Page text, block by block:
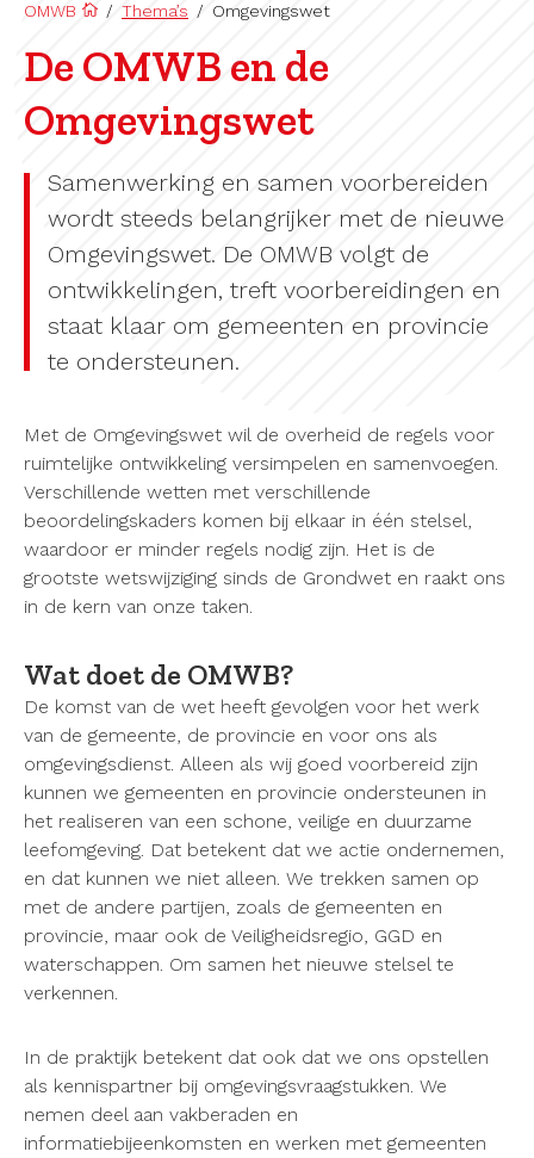
OMWB / Thema’s / Omgevingswet
De OMWB en de
Omgevingswet
Samenwerking en samen voorbereiden
wordt steeds belangrijker met de nieuwe
Omgevingswet. De OMWB volgt de
ontwikkelingen, treft voorbereidingen en
staat klaar om gemeenten en provincie
te ondersteunen.
Met de Omgevingswet wil de overheid de regels voor
ruimtelijke ontwikkeling versimpelen en samenvoegen.
Verschillende wetten met verschillende
beoordelingskaders komen bij elkaar in één stelsel,
waardoor er minder regels nodig zijn. Het is de
grootste wetswijziging sinds de Grondwet en raakt ons
in de kern van onze taken.
Wat doet de OMWB?
De komst van de wet heeft gevolgen voor het werk
van de gemeente, de provincie en voor ons als
omgevingsdienst. Alleen als wij goed voorbereid zijn
kunnen we gemeenten en provincie ondersteunen in
het realiseren van een schone, veilige en duurzame
leefomgeving. Dat betekent dat we actie ondernemen,
en dat kunnen we niet alleen. We trekken samen op
met de andere partijen, zoals de gemeenten en
provincie, maar ook de Veiligheidsregio, GGD en
waterschappen. Om samen het nieuwe stelsel te
verkennen.
In de praktijk betekent dat ook dat we ons opstellen
als kennispartner bij omgevingsvraagstukken. We
nemen deel aan vakberaden en
informatiebijeenkomsten en werken met gemeenten